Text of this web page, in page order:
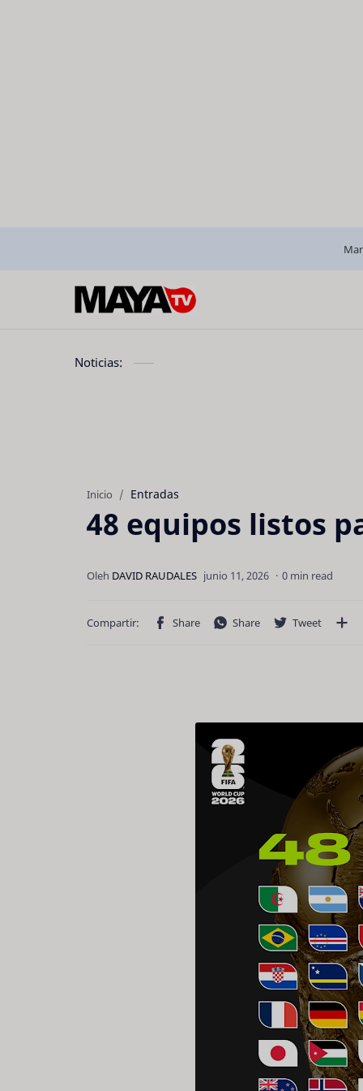
Noticias:
Inicio Entradas
48 equipos listos
0 min read